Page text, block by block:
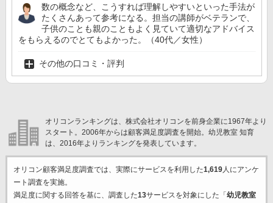
数の概念など、こうすれば理解しやすいといった手法が
たくさんあって参考になる。担当の講師がベテランで、
子供のことも親のこともよく見ていて適切なアドバイス
をもらえるのでとてもよかった。（40代／女性）
その他の口コミ・評判
オリコンランキングは、株式会社オリコンを前身企業に1967年より
スタート。2006年からは顧客満足度調査を開始。幼児教室 知育
は、2016年よりランキングを発表しています。
オリコン顧客満足度調査では、実際にサービスを利用した1,619人にアンケ
ート調査を実施。
満足度に関する回答を基に、調査した13サービスを対象にした「 幼児教室